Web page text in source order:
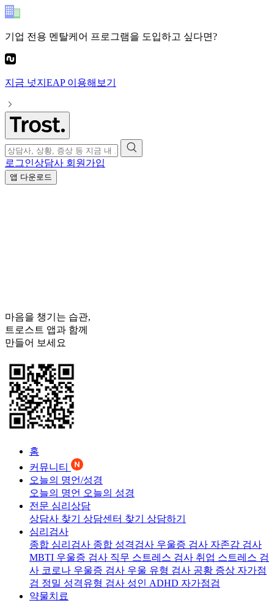
기업 전용 멘탈케어 프로그램을 도입하고 싶다면?
지금 넛지EAP이용해보기
로그인상담사 회원가입
앱 다운로드
마음을 챙기는 습관,
트로스트 앱과 함께
만들어 보세요
홈
커뮤니티
오늘의 명언/성경
오늘의 명언 오늘의 성경
전문 심리상담
상담사 찾기 상담센터 찾기 상담하기
심리검사
종합 심리검사 종합 성격검사 우울증 검사 자존감 검사
MBTI 우울증 검사 직무 스트레스 검사 취업 스트레스 검
사 코로나 우울증 검사 우울 유형 검사 공황 증상 자가점
검 정밀 성격유형 검사 성인 ADHD 자가점검
약물치료